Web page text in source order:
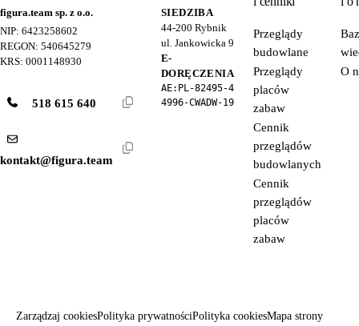
figura.team sp. z o.o.
NIP: 6423258602
REGON: 540645279
KRS: 0001148930
518 615 640
kontakt@figura.team
SIEDZIBA
44-200 Rybnik
ul. Jankowicka 9
E-
DORĘCZENIA
AE:PL-82495-4
4996-CWADW-19
Przeglądy
budowlane
Przeglądy
placów
zabaw
Cennik
przeglądów
budowlanych
Cennik
przeglądów
placów
zabaw
O
Zarządzaj cookiesPolityka prywatnościPolityka cookiesMapa strony